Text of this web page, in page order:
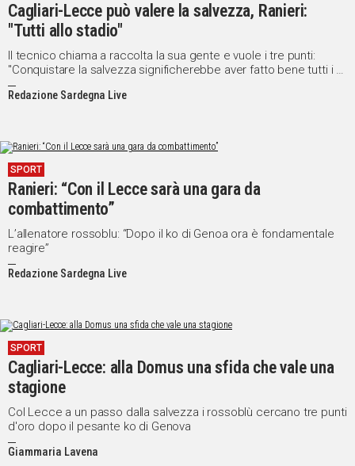
Cagliari-Lecce può valere la salvezza, Ranieri:
"Tutti allo stadio"
Il tecnico chiama a raccolta la sua gente e vuole i tre punti:
"Conquistare la salvezza significherebbe aver fatto bene tutti i 5
anni in Sardegna"
Redazione Sardegna Live
SPORT
Ranieri: “Con il Lecce sarà una gara da
combattimento”
L’allenatore rossoblu: “Dopo il ko di Genoa ora è fondamentale
reagire”
Redazione Sardegna Live
SPORT
Cagliari-Lecce: alla Domus una sfida che vale una
stagione
Col Lecce a un passo dalla salvezza i rossoblù cercano tre punti
d'oro dopo il pesante ko di Genova
Giammaria Lavena